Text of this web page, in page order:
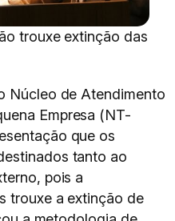
trouxe extinção das
Núcleo de Atendimento
Empresa (NT-
que os
tanto ao
pois a
trouxe a extinção de